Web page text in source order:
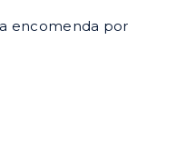
encomenda por